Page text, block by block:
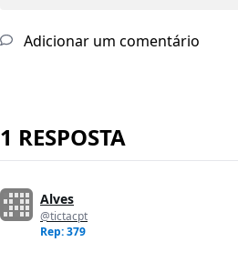
Adicionar um comentário
1 RESPOSTA
Alves
@tictacpt
Rep: 379